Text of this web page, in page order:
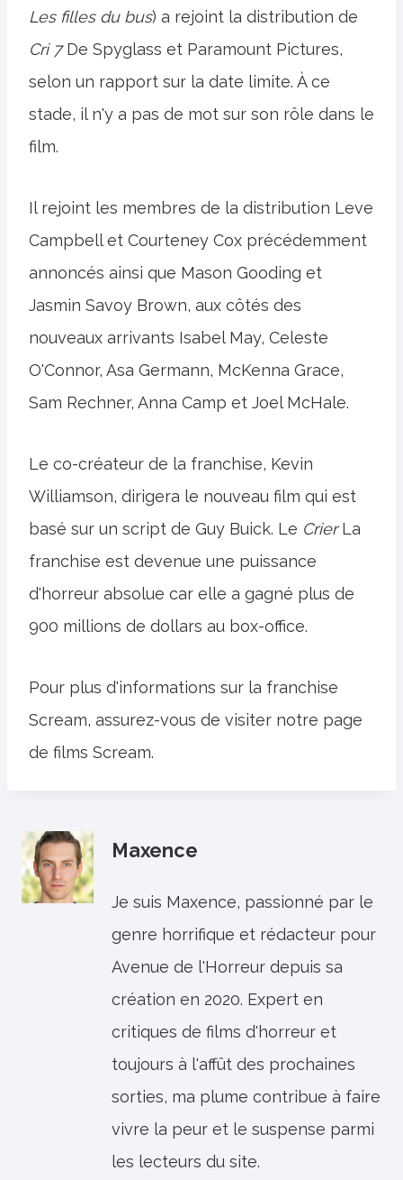
Les filles du bus) a rejoint la distribution de
Cri 7De Spyglass et Paramount Pictures,
selon un rapport sur la date limite. À ce
stade, il n'y a pas de mot sur son rôle dans le
film.
Il rejoint les membres de la distribution Leve
Campbell et Courteney Cox précédemment
annoncés ainsi que Mason Gooding et
Jasmin Savoy Brown, aux côtés des
nouveaux arrivants Isabel May, Celeste
O'Connor, Asa Germann, McKenna Grace,
Sam Rechner, Anna Camp et Joel McHale.
Le co-créateur de la franchise, Kevin
Williamson, dirigera le nouveau film qui est
basé sur un script de Guy Buick. Le CrierLa
franchise est devenue une puissance
d'horreur absolue car elle a gagné plus de
900 millions de dollars au box-office.
Pour plus d'informations sur la franchise
Scream, assurez-vous de visiter notre page
de films Scream.
Maxence
Je suis Maxence, passionné par le
genre horrifique et rédacteur pour
Avenue de l'Horreur depuis sa
création en 2020. Expert en
critiques de films d'horreur et
toujours à l'affût des prochaines
sorties, ma plume contribue à faire
vivre la peur et le suspense parmi
les lecteurs du site.